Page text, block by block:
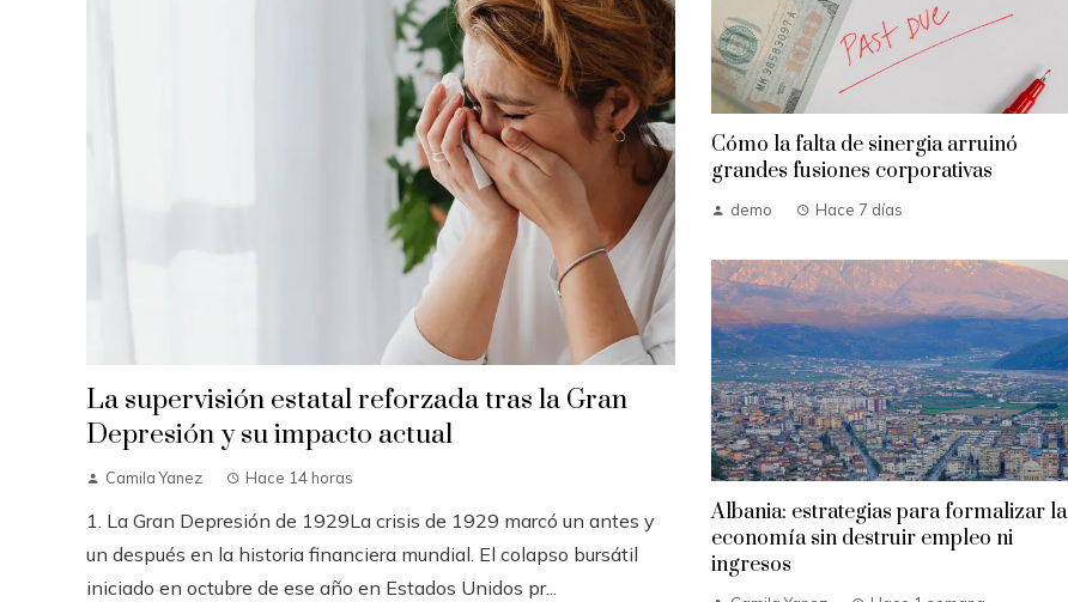
La supervisión estatal reforzada tras la Gran
Depresión y su impacto actual
Camila Yanez Hace 14 horas
1. La Gran Depresión de 1929La crisis de 1929 marcó un antes y
un después en la historia financiera mundial. El colapso bursátil
iniciado en octubre de ese año en Estados Unidos pr...
Cómo la falta de sinergia arruinó
grandes fusiones corporativas
demo Hace 7 días
Albania: estrategias para formalizar la
economía sin destruir empleo ni
ingresos